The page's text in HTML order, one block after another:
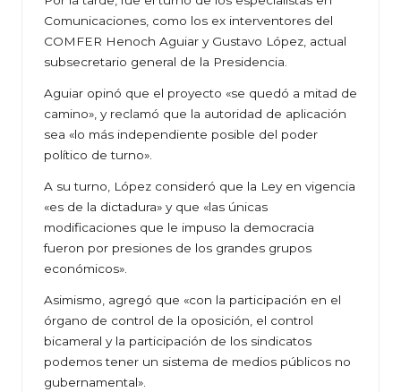
Comunicaciones, como los ex interventores del
COMFER Henoch Aguiar y Gustavo López, actual
subsecretario general de la Presidencia.
Aguiar opinó que el proyecto «se quedó a mitad de
camino», y reclamó que la autoridad de aplicación
sea «lo más independiente posible del poder
político de turno».
A su turno, López consideró que la Ley en vigencia
«es de la dictadura» y que «las únicas
modificaciones que le impuso la democracia
fueron por presiones de los grandes grupos
económicos».
Asimismo, agregó que «con la participación en el
órgano de control de la oposición, el control
bicameral y la participación de los sindicatos
podemos tener un sistema de medios públicos no
gubernamental».